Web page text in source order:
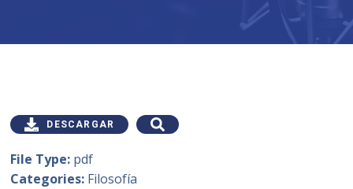
DESCARGAR
File Type: pdf
Categories: Filosofía